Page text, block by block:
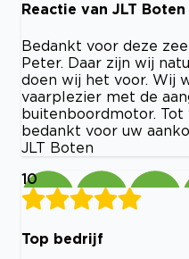
Reactie van JLT
Bedankt voor deze
Peter. Daar zijn wij
doen wij het voor. Wij
vaarplezier met de
buitenboordmotor. Tot
bedankt voor uw
JLT Boten
10
Top bedrijf